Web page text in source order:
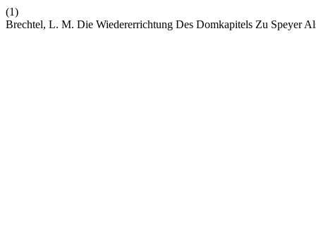
(1)
Brechtel, L. M. Die Wiedererrichtung Des Domkapitels Zu Speyer